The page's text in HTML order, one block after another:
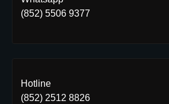
(852) 5506 9377
Hotline
(852) 2512 8826